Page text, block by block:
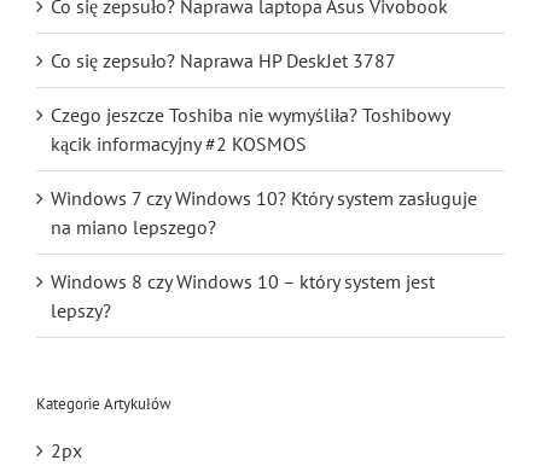
Co się zepsuło? Naprawa laptopa Asus Vivobook
Co się zepsuło? Naprawa HP DeskJet 3787
Czego jeszcze Toshiba nie wymyśliła? Toshibowy
kącik informacyjny #2 KOSMOS
Windows 7 czy Windows 10? Który system zasługuje
na miano lepszego?
Windows 8 czy Windows 10 – który system jest
lepszy?
Kategorie Artykułów
2px